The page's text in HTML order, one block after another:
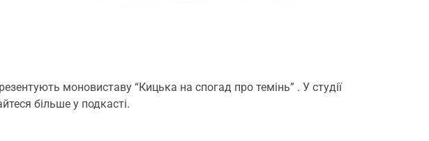
моновиставу “Кицька на спогад про темінь” . У студії
більше у подкасті.